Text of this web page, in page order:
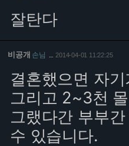
잘탄다
비공개 손님 2014-04-01 11:22:25
결혼했으면 자
그리고 2~3천
그랬다간 부부
수 있습니다.